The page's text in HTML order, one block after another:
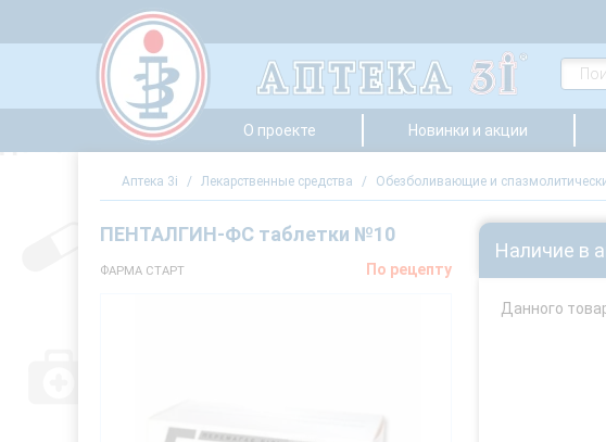
О проекте Новинки и акции
Аптека 3i / Лекарственные средства / Обезболивающие и
ПЕНТАЛГИН-ФС таблетки №10
По рецепту
ФАРМА СТАРТ
Наличие в
Данного